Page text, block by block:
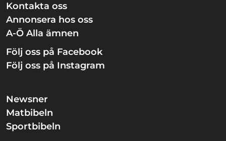
Kontakta oss
Annonsera hos oss
A-Ö Alla ämnen
Följ oss på Facebook
Följ oss på Instagram
Newsner
Matbibeln
Sportbibeln